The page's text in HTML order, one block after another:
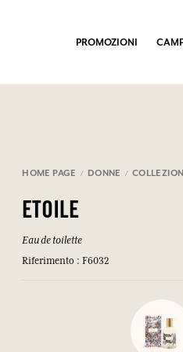
PROMOZIONI
HOME PAGE DONNE
ETOILE
Eau de toilette
Riferimento : F6032